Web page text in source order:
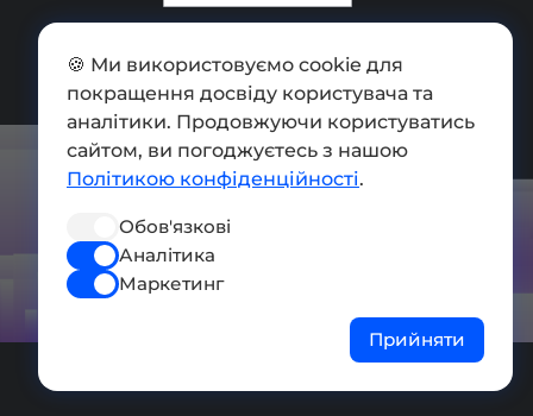
Мапа сайту
Press kit
Умови використання
Політика конфіденційності
СОЦ. МЕРЕЖІ
🍪 Ми використовуємо cookie для
покращення досвіду користувача та
аналітики. Продовжуючи користуватись
сайтом, ви погоджуєтесь з нашою
Політикою конфіденційності.
Обов'язкові
Аналітика
Маркетинг
Прийняти